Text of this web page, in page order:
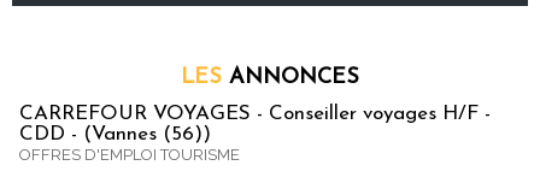
LES ANNONCES
CARREFOUR VOYAGES - Conseiller voyages H/F -
CDD - (Vannes (56))
OFFRES D'EMPLOI TOURISME